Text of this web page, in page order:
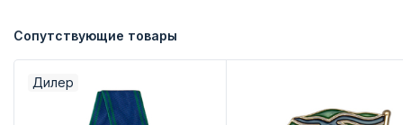
Сопутствующие товары
Дилер